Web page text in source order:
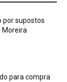
por supostos
Moreira
para compra